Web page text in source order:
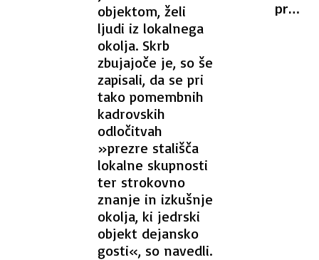
objektom, želi
ljudi iz lokalnega
okolja. Skrb
zbujajoče je, so še
zapisali, da se pri
tako pomembnih
kadrovskih
odločitvah
»prezre stališča
lokalne skupnosti
ter strokovno
znanje in izkušnje
okolja, ki jedrski
objekt dejansko
gosti«, so navedli.
bolj
proti